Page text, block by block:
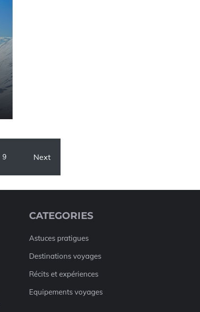
9 Next
CATEGORIES
Astuces pratigues
Destinations voyages
Récits et expériences
Equipements voyages